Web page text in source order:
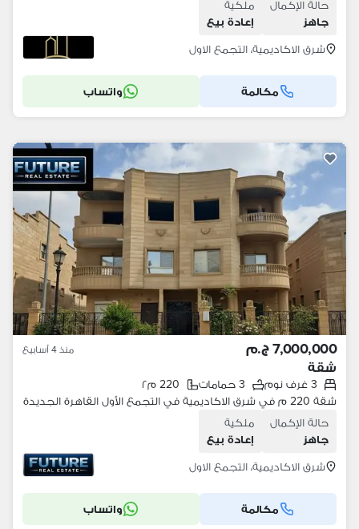
حالة الإكمال
جاهز
ملكية
إعادة بيع
شرق الاكاديمية، التجمع الاول
مكالمة واتساب
7,000,000 ج.م منذ 4 أسابيع
شقة
3 غرف نوم 3 حمامات
220 م٢
شقة 220 م في شرق الاكاديمية في التجمع الأول القاهرة الجديدة
حالة الإكمال
جاهز
ملكية
إعادة بيع
شرق الاكاديمية، التجمع الاول
مكالمة واتساب